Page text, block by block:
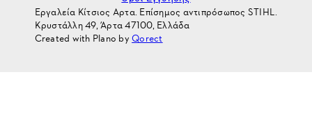
Εργαλεία Κίτσιος Αρτα. Επίσημος αντιπρόσωπος STIHL.
Κρυστάλλη 49, Άρτα 47100, Ελλάδα
Created with Plano byQorect